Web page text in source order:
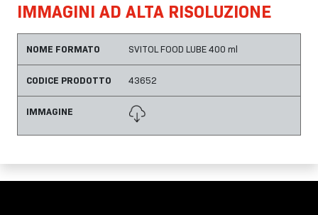
IMMAGINI AD ALTA RISOLUZIONE
NOME FORMATO SVITOL FOOD LUBE 400 ml
CODICE PRODOTTO 43652
IMMAGINE